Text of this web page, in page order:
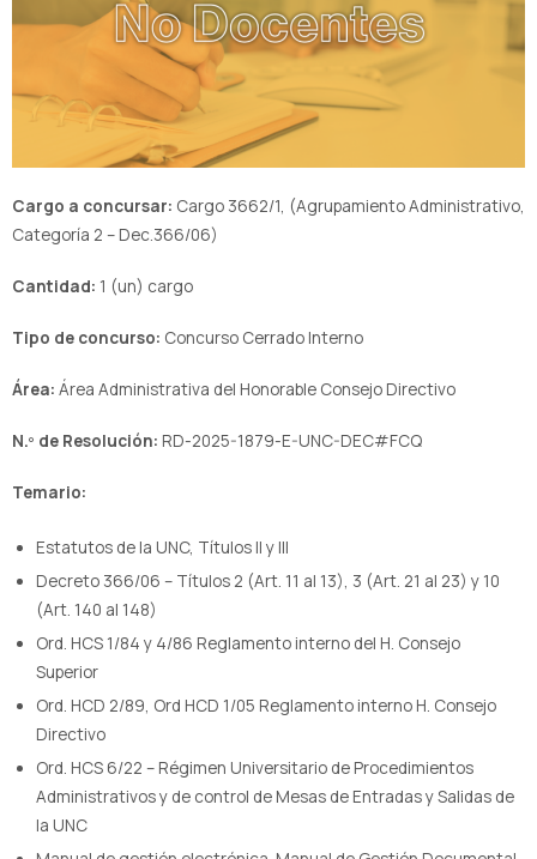
Cargo a concursar: Cargo 3662/1, (Agrupamiento Administrativo,
Categoría 2 – Dec.366/06)
Cantidad: 1 (un) cargo
Tipo de concurso: Concurso Cerrado Interno
Área: Área Administrativa del Honorable Consejo Directivo
N.º de Resolución: RD-2025-1879-E-UNC-DEC#FCQ
Temario:
Estatutos de la UNC, Títulos II y III
Decreto 366/06 – Títulos 2 (Art. 11 al 13), 3 (Art. 21 al 23) y 10
(Art. 140 al 148)
Ord. HCS 1/84 y 4/86 Reglamento interno del H. Consejo
Superior
Ord. HCD 2/89, Ord HCD 1/05 Reglamento interno H. Consejo
Directivo
Ord. HCS 6/22 – Régimen Universitario de Procedimientos
Administrativos y de control de Mesas de Entradas y Salidas de
la UNC